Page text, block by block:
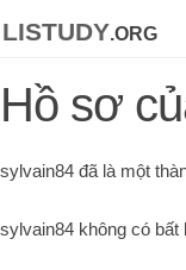
listudy.org
Hồ sơ
sylvain84 đã là một
sylvain84 không có bất